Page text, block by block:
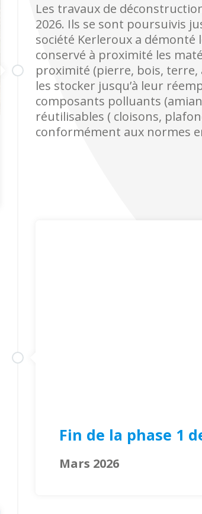
Les travaux de
2026. Ils se sont poursuivis
société Kerleroux a
conservé à proximité les
proximité (pierre, bois,
les stocker jusqu’à leur
composants polluants
réutilisables ( cloisons,
conformément aux normes
Fin de la phase 1
Mars 2026